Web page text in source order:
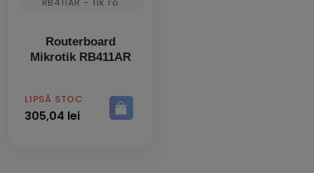
Routerboard
Mikrotik RB411AR
PRET
LIPSĂ STOC
305,04 lei